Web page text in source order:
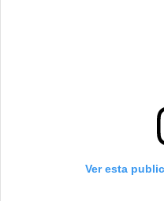
Ver esta